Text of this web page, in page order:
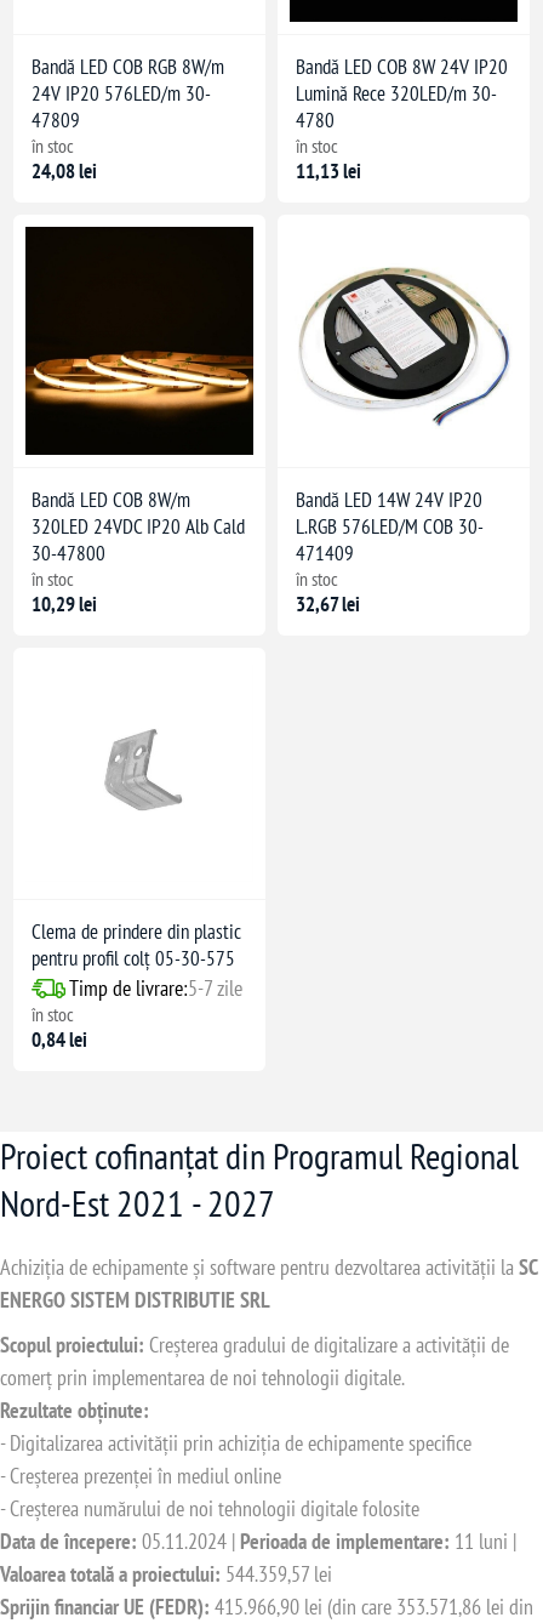
Bandă LED COB RGB 8W/m
24V IP20 576LED/m 30-
47809
în stoc
24,08 lei
Bandă LED COB 8W 24V IP20
Lumină Rece 320LED/m 30-
4780
în stoc
11,13 lei
Bandă LED COB 8W/m
320LED 24VDC IP20 Alb Cald
30-47800
în stoc
10,29 lei
Bandă LED 14W 24V IP20
L.RGB 576LED/M COB 30-
471409
în stoc
32,67 lei
Clema de prindere din plastic
pentru profil colț 05-30-575
Timp de livrare:5-7 zile
în stoc
0,84 lei
Proiect cofinanțat din Programul Regional
Nord-Est 2021 - 2027
Achiziția de echipamente și software pentru dezvoltarea activității laSC
ENERGO SISTEM DISTRIBUTIE SRL
Scopul proiectului: Creșterea gradului de digitalizare a activității de
comerț prin implementarea de noi tehnologii digitale.
Rezultate obținute:
- Digitalizarea activității prin achiziția de echipamente specifice
- Creșterea prezenței în mediul online
- Creșterea numărului de noi tehnologii digitale folosite
Data de începere: 05.11.2024 | Perioada de implementare: 11 luni |
Valoarea totală a proiectului: 544.359,57 lei
Sprijin financiar UE (FEDR): 415.966,90 lei (din care 353.571,86 lei din